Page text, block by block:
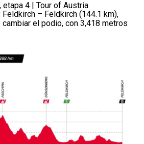
etapa 4 | Tour of Austria
Feldkirch – Feldkirch (144.1 km),
el podio, con 3,418 metros